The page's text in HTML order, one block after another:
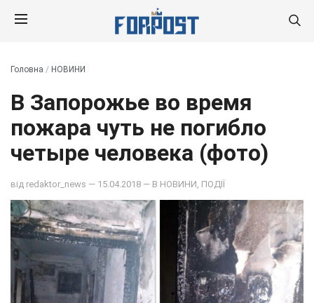
Головна / НОВИНИ
В Запорожье во время
пожара чуть не погибло
четыре человека (фото)
від redaktor_news — 15.04.2018 — В НОВИНИ ПОДІЇ